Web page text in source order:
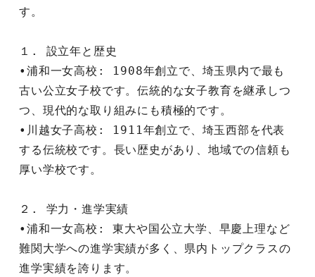
す。
１. 設立年と歴史
•浦和一女高校: 1908年創立で、埼玉県内で最も
古い公立女子校です。伝統的な女子教育を継承しつ
つ、現代的な取り組みにも積極的です。
•川越女子高校: 1911年創立で、埼玉西部を代表
する伝統校です。長い歴史があり、地域での信頼も
厚い学校です。
２. 学力・進学実績
•浦和一女高校: 東大や国公立大学、早慶上理など
難関大学への進学実績が多く、県内トップクラスの
進学実績を誇ります。